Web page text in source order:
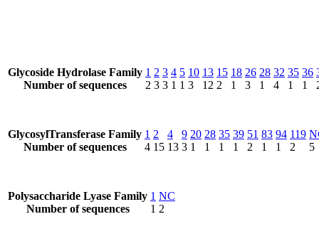
Glycoside Hydrolase Family
Number of sequences
1
2
2
3
3
3
4
1
5
1
10
3
13
12
15
2
18
1
26
3
28
1
32
4
35
1
36
1
GlycosylTransferase Family
Number of sequences
1
4
2
15
4
13
9
3
20
1
28
1
35
1
39
1
51
2
83
1
94
1
119
2
5
Polysaccharide Lyase Family
Number of sequences
1
1
NC
2